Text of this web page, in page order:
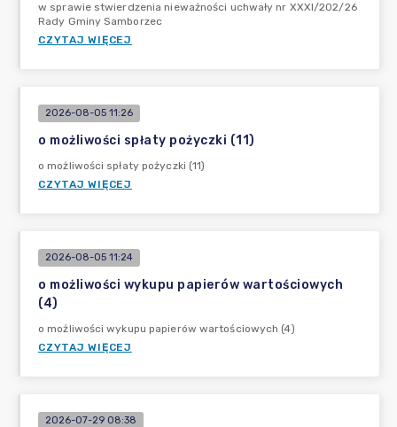
w sprawie stwierdzenia nieważności uchwały nr XXXI/202/26
Rady Gminy Samborzec
CZYTAJ WIĘCEJ
2026-08-05 11:26
o możliwości spłaty pożyczki (11)
o możliwości spłaty pożyczki (11)
CZYTAJ WIĘCEJ
2026-08-05 11:24
o możliwości wykupu papierów wartościowych
(4)
o możliwości wykupu papierów wartościowych (4)
CZYTAJ WIĘCEJ
2026-07-29 08:38